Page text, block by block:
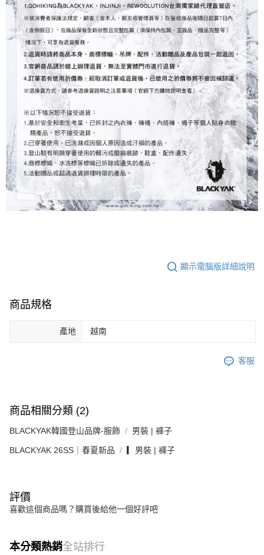
顯示電腦版詳細說明
商品規格
產地 越南
客服
商品相關分類 (2)
BLACKYAK韓國登山品牌-服飾 男裝 | 褲子
BLACKYAK 26SS｜春夏新品 ▎男裝 | 褲子
評價
喜歡這個商品嗎？購買後給他一個好評吧
本分類熱銷全站排行